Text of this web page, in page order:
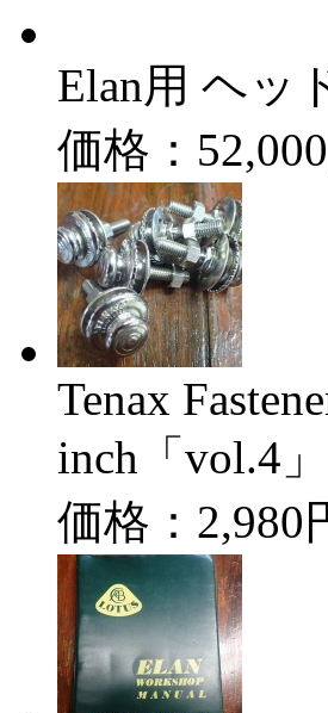
Elan用 ヘッ
価格：
Tenax
inch「vol.4」
価格：2,980